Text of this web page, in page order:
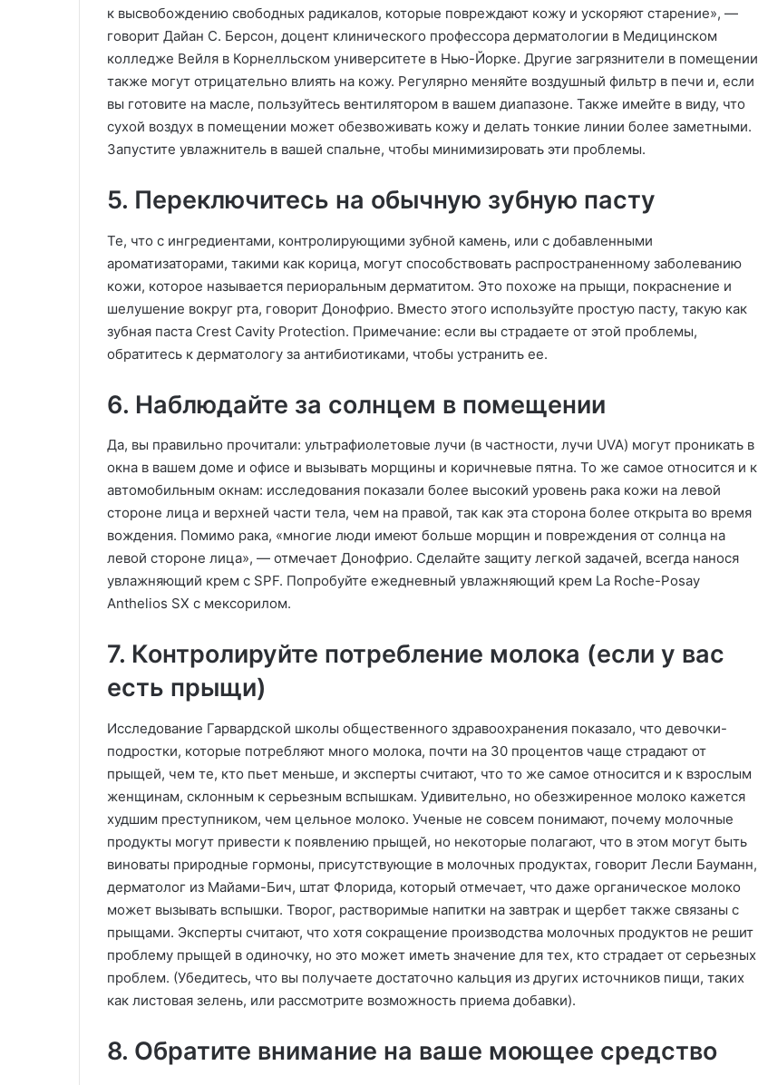
к высвобождению свободных радикалов, которые повреждают кожу и ускоряют старение», —
говорит Дайан С. Берсон, доцент клинического профессора дерматологии в Медицинском
колледже Вейля в Корнелльском университете в Нью-Йорке. Другие загрязнители в помещении
также могут отрицательно влиять на кожу. Регулярно меняйте воздушный фильтр в печи и, если
вы готовите на масле, пользуйтесь вентилятором в вашем диапазоне. Также имейте в виду, что
сухой воздух в помещении может обезвоживать кожу и делать тонкие линии более заметными.
Запустите увлажнитель в вашей спальне, чтобы минимизировать эти проблемы.
5. Переключитесь на обычную зубную пасту
Те, что с ингредиентами, контролирующими зубной камень, или с добавленными
ароматизаторами, такими как корица, могут способствовать распространенному заболеванию
кожи, которое называется периоральным дерматитом. Это похоже на прыщи, покраснение и
шелушение вокруг рта, говорит Донофрио. Вместо этого используйте простую пасту, такую ​​как
зубная паста Crest Cavity Protection. Примечание: если вы страдаете от этой проблемы,
обратитесь к дерматологу за антибиотиками, чтобы устранить ее.
6. Наблюдайте за солнцем в помещении
Да, вы правильно прочитали: ультрафиолетовые лучи (в частности, лучи UVA) могут проникать в
окна в вашем доме и офисе и вызывать морщины и коричневые пятна. То же самое относится и к
автомобильным окнам: исследования показали более высокий уровень рака кожи на левой
стороне лица и верхней части тела, чем на правой, так как эта сторона более открыта во время
вождения. Помимо рака, «многие люди имеют больше морщин и повреждения от солнца на
левой стороне лица», — отмечает Донофрио. Сделайте защиту легкой задачей, всегда нанося
увлажняющий крем с SPF. Попробуйте ежедневный увлажняющий крем La Roche-Posay
Anthelios SX с мексорилом.
7. Контролируйте потребление молока (если у вас
есть прыщи)
Исследование Гарвардской школы общественного здравоохранения показало, что девочки-
подростки, которые потребляют много молока, почти на 30 процентов чаще страдают от
прыщей, чем те, кто пьет меньше, и эксперты считают, что то же самое относится и к взрослым
женщинам, склонным к серьезным вспышкам. Удивительно, но обезжиренное молоко кажется
худшим преступником, чем цельное молоко. Ученые не совсем понимают, почему молочные
продукты могут привести к появлению прыщей, но некоторые полагают, что в этом могут быть
виноваты природные гормоны, присутствующие в молочных продуктах, говорит Лесли Бауманн,
дерматолог из Майами-Бич, штат Флорида, который отмечает, что даже органическое молоко
может вызывать вспышки. Творог, растворимые напитки на завтрак и щербет также связаны с
прыщами. Эксперты считают, что хотя сокращение производства молочных продуктов не решит
проблему прыщей в одиночку, но это может иметь значение для тех, кто страдает от серьезных
проблем. (Убедитесь, что вы получаете достаточно кальция из других источников пищи, таких
как листовая зелень, или рассмотрите возможность приема добавки).
8. Обратите внимание на ваше моющее средство